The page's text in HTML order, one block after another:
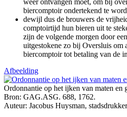
biercomptoir ondertekend te
dewijl dus de brouwers de
comptoirtijd hun bieren uit te
zijn de volgende morgen door
uitgestokene zo bij Oversluis om
biercomptoir tot betaling van de
Afbeelding
Ordonnantie op het ijken van maten en
Bron: GAG.ASG. 688, 1762.
Auteur: Jacobus Huysman,